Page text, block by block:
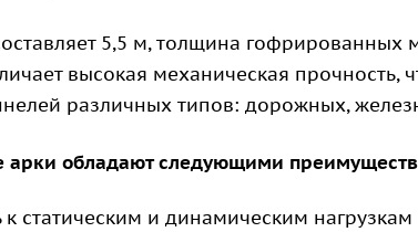
5,5 м, толщина гофрированных
высокая механическая прочность,
различных типов: дорожных,
арки обладают следующими
к статическим и динамическим нагрузкам